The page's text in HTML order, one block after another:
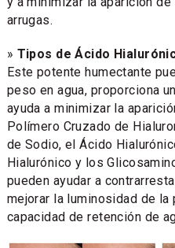
arrugas.
» Tipos de Ácido
Este potente humectante
peso en agua, proporciona
ayuda a minimizar la
Polímero Cruzado de
de Sodio, el Ácido
Hialurónico y los
pueden ayudar a
mejorar la luminosidad de
capacidad de retención de